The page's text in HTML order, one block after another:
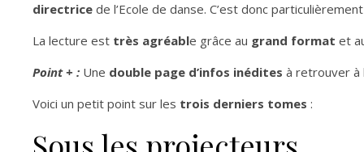
directrice de l’Ecole de danse. C’est donc
La lecture est très agréable grâce au grand format et
Point + : Une double page d’infos inédites à retrouver à
Voici un petit point sur les trois derniers tomes :